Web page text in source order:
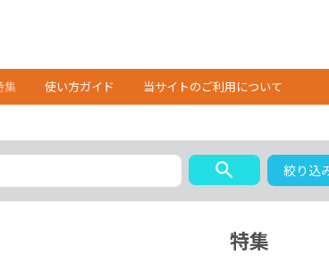
集 使い方ガイド 当サイトのご利用について
search 絞り込
特集